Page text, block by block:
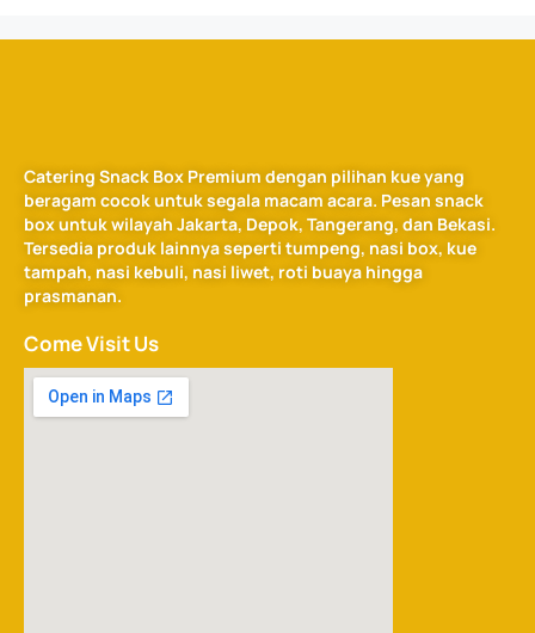
Catering Snack Box Premium dengan pilihan kue yang
beragam cocok untuk segala macam acara. Pesan snack
box untuk wilayah Jakarta, Depok, Tangerang, dan Bekasi.
Tersedia produk lainnya seperti tumpeng, nasi box, kue
tampah, nasi kebuli, nasi liwet, roti buaya hingga
prasmanan.
Come Visit Us